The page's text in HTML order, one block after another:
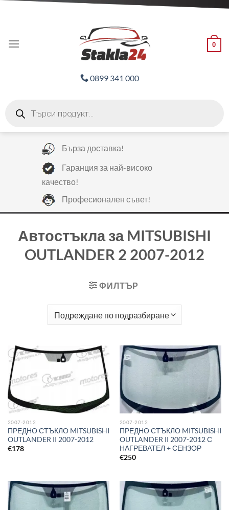
0
0899 341 000
search
Бърза доставка!
Гаранция за най-високо
качество!
Професионален съвет!
Автостъкла за MITSUBISHI
OUTLANDER 2 2007-2012
ФИЛТЪР
2007-2012
ПРЕДНО СТЪКЛО MITSUBISHI
OUTLANDER II 2007-2012
€178
2007-2012
ПРЕДНО СТЪКЛО MITSUBISHI
OUTLANDER II 2007-2012 С
НАГРЕВАТЕЛ + СЕНЗОР
€250